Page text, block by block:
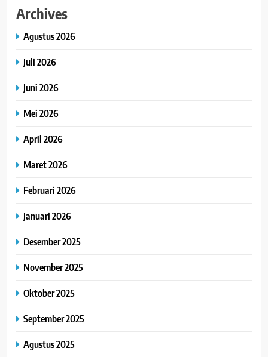
Archives
Agustus 2026
Juli 2026
Juni 2026
Mei 2026
April 2026
Maret 2026
Februari 2026
Januari 2026
Desember 2025
November 2025
Oktober 2025
September 2025
Agustus 2025